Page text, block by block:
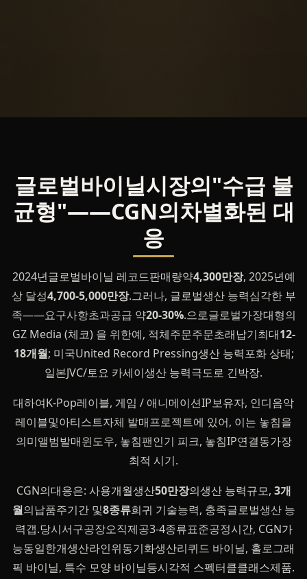
글로벌바이닐시장의"수급 불
균형"——CGN의차별화된 대
응
2024년글로벌바이닐 레코드판매량약4,300만장, 2025년예
상 달성4,700-5,000만장.그러나, 글로벌생산 능력심각한 부
족——요구사항초과공급 약20-30%.으로글로벌가장대형의
GZ Media (체코) 을 위한예, 적체주문주문초래납기최대12-
18개월; 미국United Record Pressing생산 능력포화 상태;
일본JVC/토요 카세이생산 능력극도로 긴박장.
대하여K-Pop레이블, 게임 / 애니메이션IP보유자, 인디음악
레이블및아티스트자체 발매프로젝트에 있어, 이는 놓침을
의미앨범발매윈도우, 놓침팬인기 피크, 놓침IP연결동가장
최적 시기.
CGN의대응은: 사용개월생산50만장의생산 능력규모, 3개
월의납품주기간 및8종류희귀 기술능력, 충족글로벌생산 능
력갭.당시서구공장오직제공3-4종류표준공정시간, CGN가
능동일한개생산라인위동기화생산리퀴드 바이닐, 홀로그래
픽 바이닐, 특수 모양 바이닐등시각적 스펙터클클래스제품.